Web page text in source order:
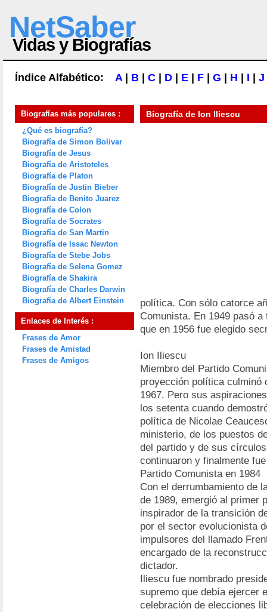
NetSaber
Vidas y Biografías
Índice Alfabético: A| B C D E F G H I J
Biografías más populares :
¿Qué es biografía?
Biografía de Simon Bolivar
Biografía de Jesus
Biografía de Aristoteles
Biografía de Platon
Biografía de Justin Bieber
Biografía de Benito Juarez
Biografía de Colon
Biografía de Socrates
Biografía de San Martin
Biografía de Issac Newton
Biografía de Stebe Jobs
Biografía de Selena Gomez
Biografía de Shakira
Biografía de Charles Darwin
Biografía de Albert Einstein
Enlaces de Interés :
Frases de Amor
Frases de Amistad
Frases de Amigos
Biografía de Ion Iliescu
política. Con sólo catorce
Comunista. En 1949 pasó
que en 1956 fue elegido
Ion Iliescu
Miembro del Partido
proyección política culminó
1967. Pero sus
los setenta cuando
política de Nicolae
ministerio, de los puestos
del partido y de sus
continuaron y finalmente
Partido Comunista en 1984
Con el derrumbamiento de
de 1989, emergió al primer
inspirador de la transición
por el sector evolucionista
impulsores del llamado
encargado de la
dictador.
Iliescu fue nombrado
supremo que debía ejercer
celebración de elecciones